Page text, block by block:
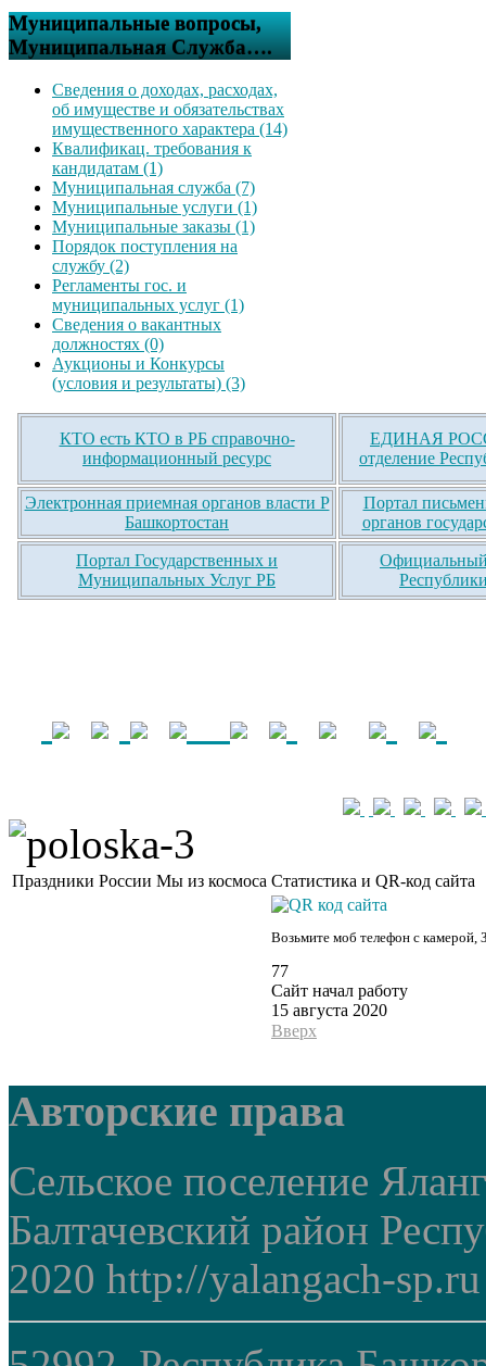
Муниципальные вопросы,
Муниципальная Служба….
Сведения о доходах, расходах,
об имуществе и обязательствах
имущественного характера (14)
Квалификац. требования к
кандидатам (1)
Муниципальная служба (7)
Муниципальные услуги (1)
Муниципальные заказы (1)
Порядок поступления на
службу (2)
Регламенты гос. и
муниципальных услуг (1)
Сведения о вакантных
должностях (0)
Аукционы и Конкурсы
(условия и результаты) (3)
КТО есть КТО в РБ справочно-
информационный ресурс
ЕДИНАЯ
отделение
Электронная приемная органов власти Р
Башкортостан
Портал
органов
Портал Государственных и
Муниципальных Услуг РБ
Официальный
Праздники России Мы из космоса Статистика и QR-код сайта
Возьмите моб телефон с камерой,
77
Сайт начал работу
15 августа 2020
Вверх
Авторские права
Сельское поселение
Балтачевский район
2020 http://yalangach-sp.ru